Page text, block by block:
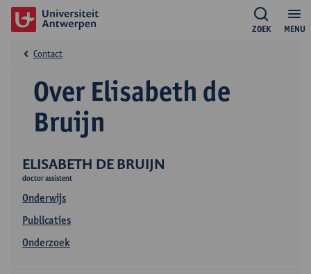
MENU
ZOEK
ELISABETH DE BRUIJN
doctor assistent
Onderwijs
Publicaties
Onderzoek
Over Elisabeth de
Bruijn
Contact